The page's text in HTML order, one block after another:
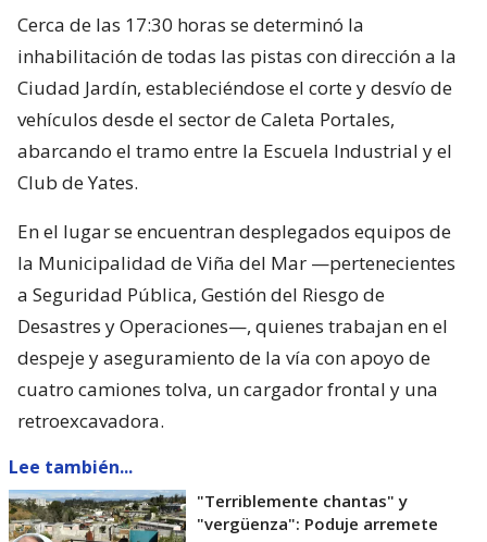
Cerca de las 17:30 horas se determinó la
inhabilitación de todas las pistas con dirección a la
Ciudad Jardín, estableciéndose el corte y desvío de
vehículos desde el sector de Caleta Portales,
abarcando el tramo entre la Escuela Industrial y el
Club de Yates.
En el lugar se encuentran desplegados equipos de
la Municipalidad de Viña del Mar —pertenecientes
a Seguridad Pública, Gestión del Riesgo de
Desastres y Operaciones—, quienes trabajan en el
despeje y aseguramiento de la vía con apoyo de
cuatro camiones tolva, un cargador frontal y una
retroexcavadora.
Lee también...
"Terriblemente chantas" y
"vergüenza": Poduje arremete